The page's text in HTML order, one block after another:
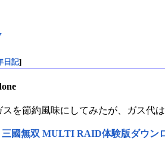
日記]
を節約風味にしてみたが、ガス代は
三國無双 MULTI RAID体験版ダウン